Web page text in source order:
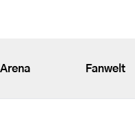
Arena Fanwelt